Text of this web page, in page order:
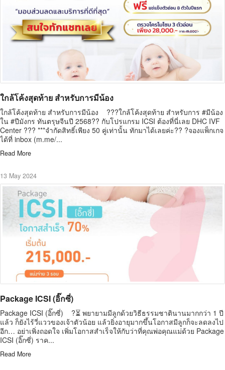
ใกล้โค้งสุดท้าย สำหรับการมีน้อง
ใกล้โค้งสุดท้าย สำหรับการมีน้อง ???ใกล้โค้งสุดท้าย สำหรับการ #มีน้อง
ใน #ปีมังกร ทันตรุษจีนปี 2568?? กับโปรแกรม ICSI ต้องที่นี่เลย DHC IVF
Center ??? ***จำกัดสิทธิ์เพียง 50 คู่เท่านั้น ทักมาได้เลยค่ะ?? ?จองแพ็กเกจ
ได้ที่ inbox (m.me/...
Read More
13 May 2024
Package ICSI (อิ๊กซี่)
Package ICSI (อิ๊กซี่) ?⏳ พยายามมีลูกด้วยวิธีธรรมชาตินานมากกว่า 1 ปี
แล้ว ก็ยังไร้วี่แววของเจ้าตัวน้อย แล้วยิ่งอายุมากขึ้นโอกาสมีลูกก็จะลดลงไป
อีก… อย่าเพิ่งถอดใจ เพิ่มโอกาสสำเร็จให้กับว่าที่คุณพ่อคุณแม่ด้วย Package
ICSI (อิ๊กซี่) ราค...
Read More